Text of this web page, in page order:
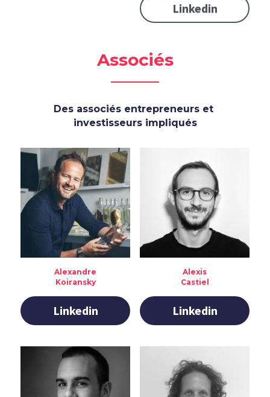
Linkedin
Associés
Des associés entrepreneurs et
investisseurs impliqués
Alexandre
Koiransky
Linkedin
Alexis
Castiel
Linkedin